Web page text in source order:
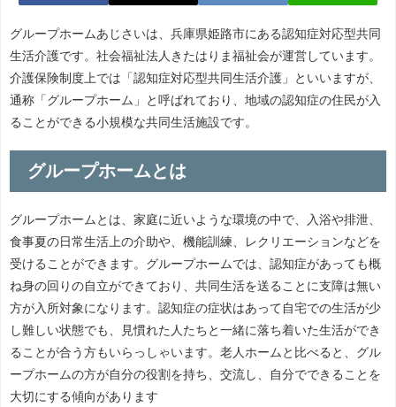
グループホームあじさいは、兵庫県姫路市にある認知症対応型共同
生活介護です。社会福祉法人きたはりま福祉会が運営しています。
介護保険制度上では「認知症対応型共同生活介護」といいますが、
通称「グループホーム」と呼ばれており、地域の認知症の住民が入
ることができる小規模な共同生活施設です。
グループホームとは
グループホームとは、家庭に近いような環境の中で、入浴や排泄、
食事夏の日常生活上の介助や、機能訓練、レクリエーションなどを
受けることができます。グループホームでは、認知症があっても概
ね身の回りの自立ができており、共同生活を送ることに支障は無い
方が入所対象になります。認知症の症状はあって自宅での生活が少
し難しい状態でも、見慣れた人たちと一緒に落ち着いた生活ができ
ることが合う方もいらっしゃいます。老人ホームと比べると、グル
ープホームの方が自分の役割を持ち、交流し、自分でできることを
大切にする傾向があります